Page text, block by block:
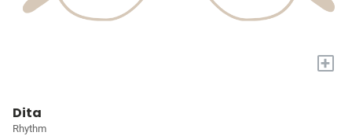
+
Dita
Rhythm